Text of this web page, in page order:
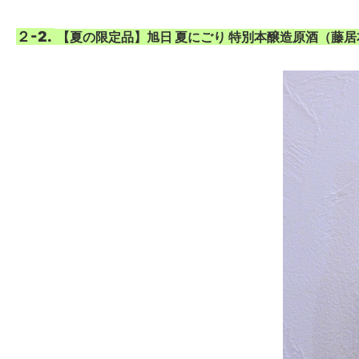
２-2. 【夏の限定品】旭日 夏にごり 特別本醸造原酒（藤